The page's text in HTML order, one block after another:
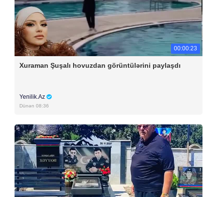
00:00:23
Xuraman Şuşalı hovuzdan görüntülərini paylaşdı
Yenilik.Az
Dünən 08:36